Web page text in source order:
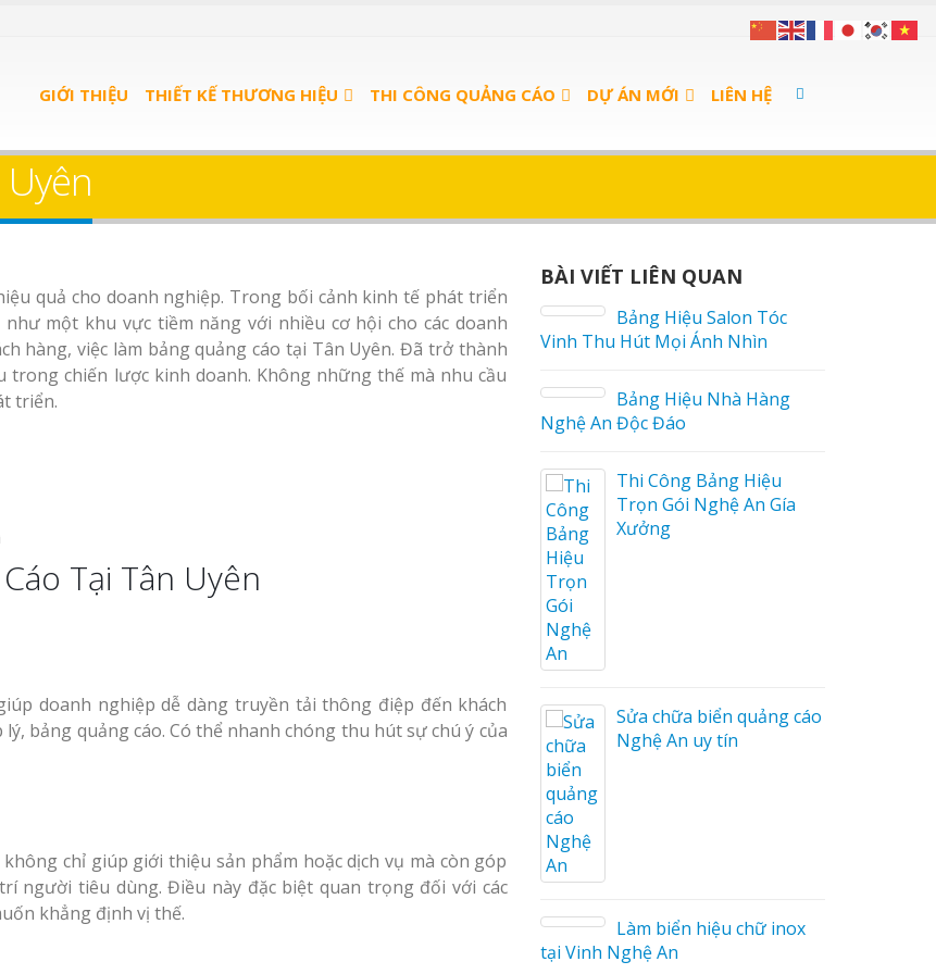
GIỚI THIỆU THIẾT KẾ THƯƠNG HIỆU THI CÔNG QUẢNG CÁO DỰ ÁN MỚI LIÊN HỆ
quả cho doanh nghiệp. Trong bối cảnh kinh tế phát triển
một khu vực tiềm năng với nhiều cơ hội cho các doanh
hàng, việc làm bảng quảng cáo tại Tân Uyên. Đã trở thành
chiến lược kinh doanh. Không những thế mà nhu cầu
triển.
Tại Tân Uyên
doanh nghiệp dễ dàng truyền tải thông điệp đến khách
bảng quảng cáo. Có thể nhanh chóng thu hút sự chú ý của
chỉ giúp giới thiệu sản phẩm hoặc dịch vụ mà còn góp
người tiêu dùng. Điều này đặc biệt quan trọng đối với các
khẳng định vị thế.
BÀI VIẾT LIÊN QUAN
bảng hiệu gỗ tại
Trang
cầu
bảng hiệu gỗ tại
bảng hiệu gỗ tại
Làm Biển Hiệu Quán Cà
Phê Bình Dương Trọn Gói
Thuận An Bình Dương
Làm biển hiệu salon tóc
Thuận An
Bảng Hiệu Salon Tóc
Vinh Thu Hút Mọi Ánh Nhìn
Bảng Hiệu Nhà Hàng
Nghệ An Độc Đáo
Thi Công Bảng Hiệu
Trọn Gói Nghệ An Gía
Xưởng
Sửa chữa biển quảng cáo
Nghệ An uy tín
Làm biển hiệu chữ inox
tại Vinh Nghệ An
Vinh Thu Hút Mọi Ánh Nhìn
Bảng Hiệu Nhà Hàng
Nghệ An Độc Đáo
inox tại Vinh Nghệ An
Vinh Nghệ An